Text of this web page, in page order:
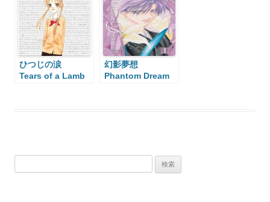
ひつじの涙
Tears of a Lamb
幻影夢想
Phantom Dream